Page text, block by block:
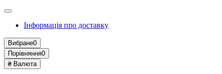
Інформація про доставку
Вибране0
Порівняння0
₴ Валюта